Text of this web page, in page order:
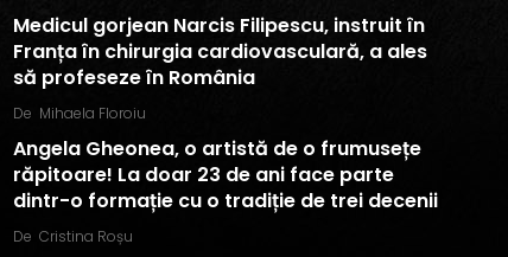
Medicul gorjean Narcis Filipescu, instruit în
Franța în chirurgia cardiovasculară, a ales
să profeseze în România
De Mihaela Floroiu
Angela Gheonea, o artistă de o frumusețe
răpitoare! La doar 23 de ani face parte
dintr-o formație cu o tradiție de trei decenii
De Cristina Roșu